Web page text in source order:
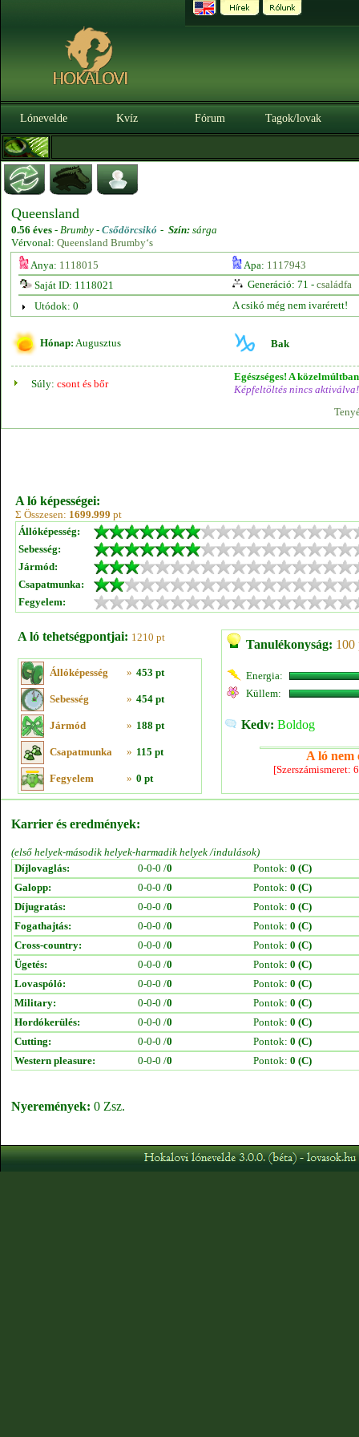
Lónevelde Kvíz Fórum Tagok/lovak
Queensland
0.56 éves - Brumby - Csődörcsikó - Szín: sárga
Vérvonal: Queensland Brumby‘s
Anya: 1118015 Apa: 1117943
Saját ID: 1118021
Generáció: 71 - családfa
Utódok: 0
A csikó még nem ivarérett!
Hónap: Augusztus Bak
Súly: csont és bőr
Egészséges! A
Képfeltöltés nincs aktiválva!
A ló képességei:
Σ Összesen: 1699.999 pt
Állóképesség:
Sebesség:
Jármód:
Csapatmunka:
Fegyelem:
A ló tehetségpontjai: 1210 pt
Állóképesség » 453 pt
Sebesség » 454 pt
Jármód » 188 pt
Csapatmunka » 115 pt
Fegyelem » 0 pt
Tanulékonyság: 100
Energia:
Küllem:
Kedv: Boldog
A ló nem
[Szerszámismeret:
Karrier és eredmények:
(első helyek-második helyek-harmadik helyek /indulások)
Díjlovaglás:
0-0-0 /0 Pontok: 0 (C)
Galopp:
0-0-0 /0 Pontok: 0 (C)
Díjugratás:
0-0-0 /0 Pontok: 0 (C)
Fogathajtás:
0-0-0 /0 Pontok: 0 (C)
Cross-country:
0-0-0 /0 Pontok: 0 (C)
Ügetés:
0-0-0 /0 Pontok: 0 (C)
Lovaspóló:
0-0-0 /0 Pontok: 0 (C)
Military:
0-0-0 /0 Pontok: 0 (C)
Hordókerülés:
0-0-0 /0 Pontok: 0 (C)
Cutting:
0-0-0 /0 Pontok: 0 (C)
Western pleasure:
0-0-0 /0 Pontok: 0 (C)
Nyeremények: 0 Zsz.